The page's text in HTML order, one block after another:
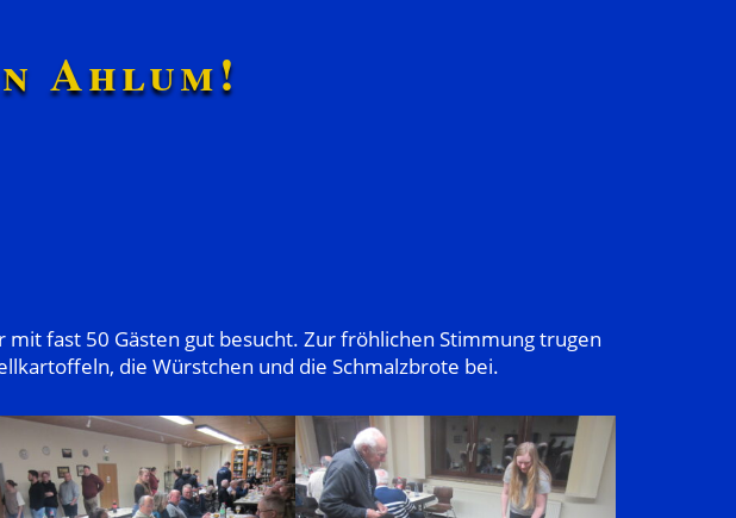
Ahlum!
mit fast 50 Gästen gut besucht. Zur fröhlichen Stimmung trugen
die Würstchen und die Schmalzbrote bei.